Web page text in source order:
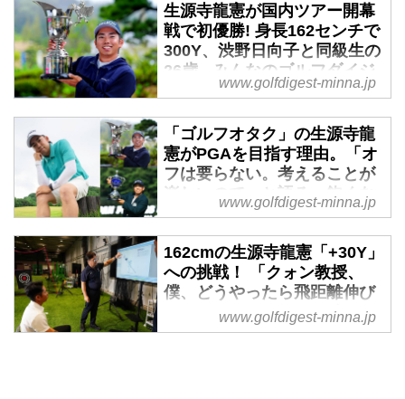
生源寺龍憲が国内ツアー開幕
戦で初優勝! 身長162センチで
300Y、渋野日向子と同級生の
26歳 - みんなのゴルフダイジ
男子ゴルフの今季国内ツアー開幕
戦、東建ホームメイトカップ最終
日は13日、三重県・東建多度カン
トリークラブ・名古屋で行われる
予定だったが、降雨によるコンデ
ィション不良のため中止となっ
た。3日目終了時点で通算17アン
ダーの単独首位に立っていた26歳
の生源寺龍憲がツアー初優勝を果
が2位。初日に首位発進した石川
www.golfdigest-minna.jp
「ゴルフオタク」の生源寺龍
憲がPGAを目指す理由。「オ
フは要らない。考えることが
楽しいので」と語る、飽くな
き探求心 - みんなのゴルフダ
イジェスト
昨年まではほぼ無名だった生源寺
龍憲が今季一気にブレークしてい
る。そこで『月刊ゴルフダイジェ
スト』10月号では、彼の強さは一
www.golfdigest-minna.jp
162cmの生源寺龍憲「+30Y」
への挑戦！ 「クォン教授、
僕、どうやったら飛距離伸び
ますか ?」 - みんなのゴルフ
ダイジェスト
www.golfdigest-minna.jp